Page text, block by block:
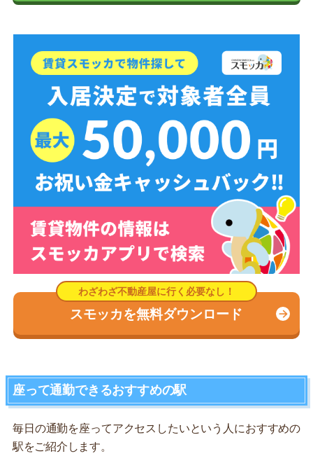
スモッカを無料ダウンロード
座って通勤できるおすすめの駅
毎日の通勤を座ってアクセスしたいという人におすすめの
駅をご紹介します。